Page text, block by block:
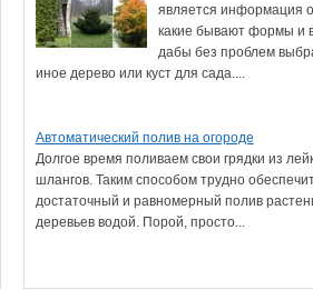
является информация
какие бывают формы и
дабы без проблем
иное дерево или куст для сада....
Автоматический полив на огороде
Долгое время поливаем свои грядки из
шлангов. Таким способом трудно
достаточный и равномерный полив
деревьев водой. Порой, просто...